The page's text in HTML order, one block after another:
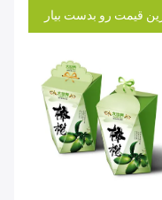
قیمت رو بدست بیار